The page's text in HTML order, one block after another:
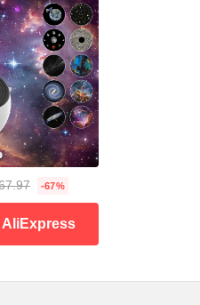
-67%
AliExpress